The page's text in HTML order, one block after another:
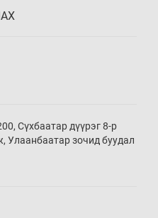
30 мин
00 мин
Сүхбаатар дүүрэг 8-р
Улаанбаатар зочид буудал